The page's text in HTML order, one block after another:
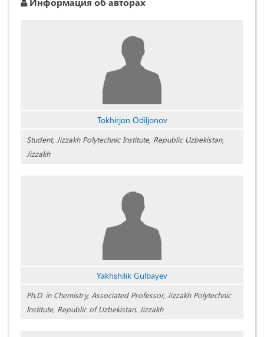
Tokhirjon Odiljonov
Student, Jizzakh Polytechnic Institute, Republic Uzbekistan,
Jizzakh
Yakhshilik Gulbаyev
Ph.D. in Chemistry, Associated Professor, Jizzakh Polytechnic
Institute, Republic of Uzbekistan, Jizzakh